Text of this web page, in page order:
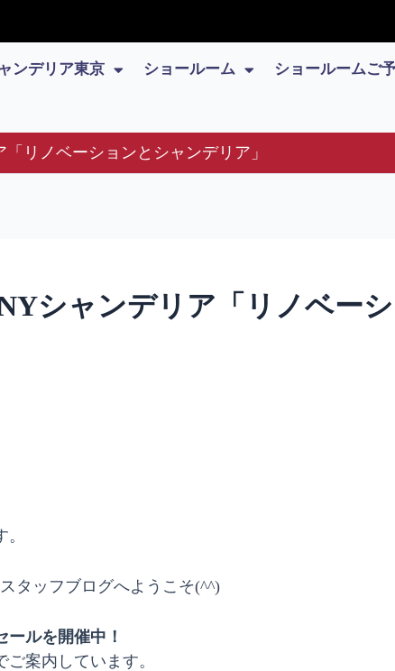
ンデリア東京 ショールーム ショールームご
リノベーションとシャンデリア」
シャンデリア「リノベー
タッフブログへようこそ(^^)
ールを開催中！
ご案内しています。